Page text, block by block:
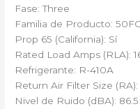
Fase: Three
Familia de Producto:
Prop 65 (California): Sí
Rated Load Amps (RLA):
Refrigerante: R-410A
Return Air Filter Size (RA):
Nivel de Ruido (dBA): 86.5